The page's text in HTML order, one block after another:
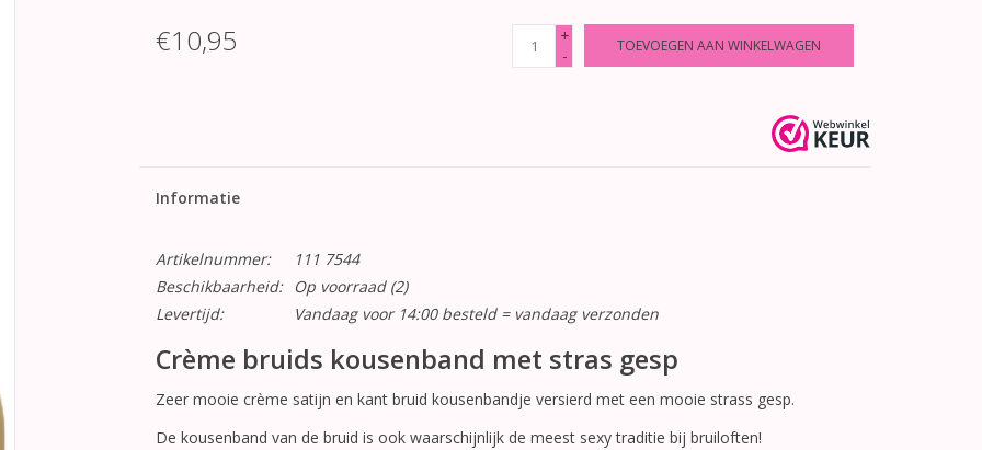
€10,95
+
-
TOEVOEGEN AAN WINKELWAGEN
Informatie
Artikelnummer:
111 7544
Beschikbaarheid:
Op voorraad(2)
Levertijd:
Vandaag voor 14:00 besteld = vandaag verzonden
Crème bruids kousenband met stras gesp
Zeer mooie crème satijn en kant bruid kousenbandje versierd met een mooie strass gesp.
De kousenband van de bruid is ook waarschijnlijk de meest sexy traditie bij bruiloften!